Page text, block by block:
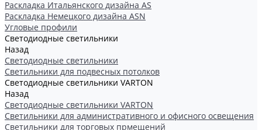
Раскладка Итальянского дизайна AS
Раскладка Немецкого дизайна АSN
Угловые профили
Светодиодные светильники
Назад
Светодиодные светильники
Светильники для подвесных потолков
Светодиодные светильники VARTON
Назад
Светодиодные светильники VARTON
Светильники для административного и офисного освещения
Светильники для торговых прмещений